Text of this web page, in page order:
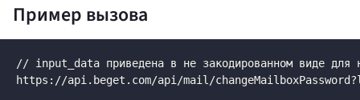
Пример вызова
// input_data приведена в не закодированном виде для
https://api.beget.com/api/mail/